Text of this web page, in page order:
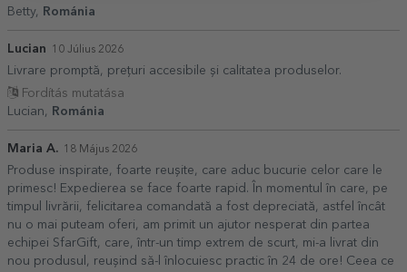
Betty,
Románia
Lucian 10 Július 2026
Livrare promptă, prețuri accesibile și calitatea produselor.
Fordítás mutatása
Lucian,
Románia
Maria A. 18 Május 2026
Produse inspirate, foarte reușite, care aduc bucurie celor care le
primesc! Expedierea se face foarte rapid. În momentul în care, pe
timpul livrării, felicitarea comandată a fost depreciată, astfel încât
nu o mai puteam oferi, am primit un ajutor nesperat din partea
echipei SfarGift, care, într-un timp extrem de scurt, mi-a livrat din
nou produsul, reușind să-l înlocuiesc practic în 24 de ore! Ceea ce